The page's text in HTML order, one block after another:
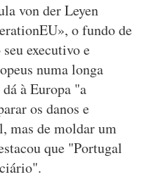
von der Leyen
o fundo de
executivo e
numa longa
à Europa "a
os danos e
mas de moldar um
que "Portugal